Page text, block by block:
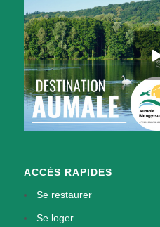
ACCÈS RAPIDES
Se restaurer
Se loger